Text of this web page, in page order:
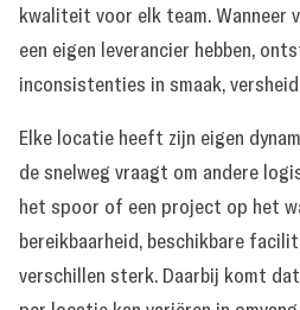
kwaliteit voor elk team. Wanneer
een eigen leverancier hebben,
inconsistenties in smaak,
Elke locatie heeft zijn eigen
de snelweg vraagt om andere
het spoor of een project op het
bereikbaarheid, beschikbare
verschillen sterk. Daarbij komt